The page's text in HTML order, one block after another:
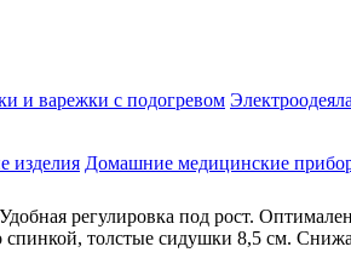
и варежки с подогревом Электроодеяла
изделия Домашние медицинские
регулировка под рост.
толстые сидушки 8,5 см.